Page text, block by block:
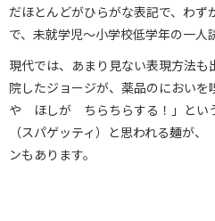
だほとんどがひらがな表記で、わ
で、未就学児～小学校低学年の一人
現代では、あまり見ない表現方法
院したジョージが、薬品のにおい
や ほしが ちらちらする！」とい
（スパゲッティ）と思われる麺が
ンもあります。